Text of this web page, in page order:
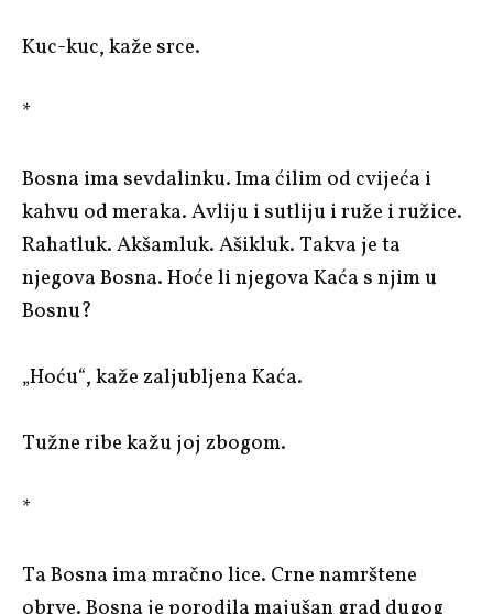
Kuc-kuc, kaže srce.
*
Bosna ima sevdalinku. Ima ćilim od cvijeća i
kahvu od meraka. Avliju i sutliju i ruže i ružice.
Rahatluk. Akšamluk. Ašikluk. Takva je ta
njegova Bosna. Hoće li njegova Kaća s njim u
Bosnu?
„Hoću“, kaže zaljubljena Kaća.
Tužne ribe kažu joj zbogom.
*
Ta Bosna ima mračno lice. Crne namrštene
obrve. Bosna je porodila majušan grad dugog